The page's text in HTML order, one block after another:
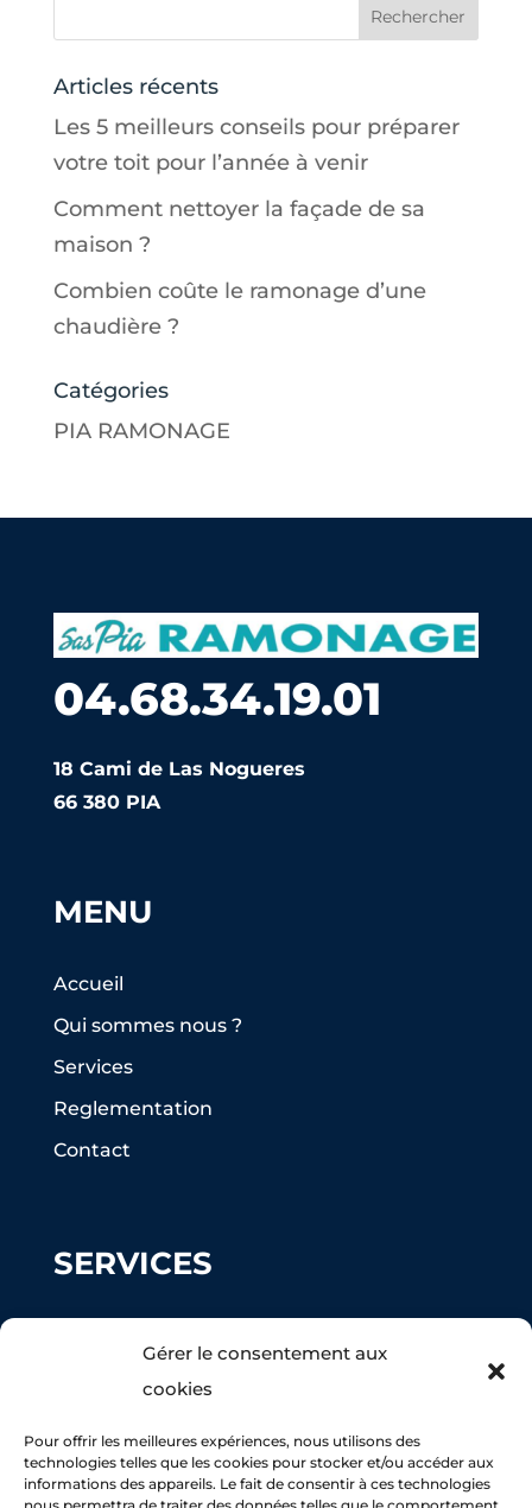
Gérer le consentement aux
cookies
Pour offrir les meilleures expériences, nous utilisons des
technologies telles que les cookies pour stocker et/ou accéder aux
informations des appareils. Le fait de consentir à ces technologies
Articles récents
Les 5 meilleurs conseils pour préparer
votre toit pour l’année à venir
Comment nettoyer la façade de sa
maison ?
Combien coûte le ramonage d’une
chaudière ?
Catégories
PIA RAMONAGE
04.68.34.19.01
18 Cami de Las Nogueres
66 380 PIA
MENU
Accueil
Qui sommes nous ?
Services
Reglementation
Contact
SERVICES
Peinture façade
Maçonnerie